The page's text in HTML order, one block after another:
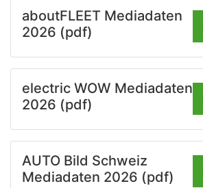
aboutFLEET Mediadaten
2026 (pdf)
electric WOW Mediadaten
2026 (pdf)
AUTO Bild Schweiz
Mediadaten 2026 (pdf)